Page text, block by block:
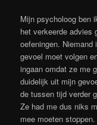
Mijn psycholoog ben
het verkeerde advies
oefeningen.
gevoel moet volgen
ingaan omdat ze me
duidelijk uit mijn
de tussen tijd verder
Ze had me dus niks
mee moeten stoppen.